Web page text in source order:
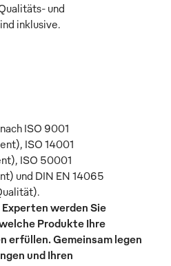
und
inklusive.
ISO 9001
ISO 14001
ISO 50001
und DIN EN 14065
werden Sie
Produkte Ihre
erfüllen. Gemeinsam legen
und Ihren